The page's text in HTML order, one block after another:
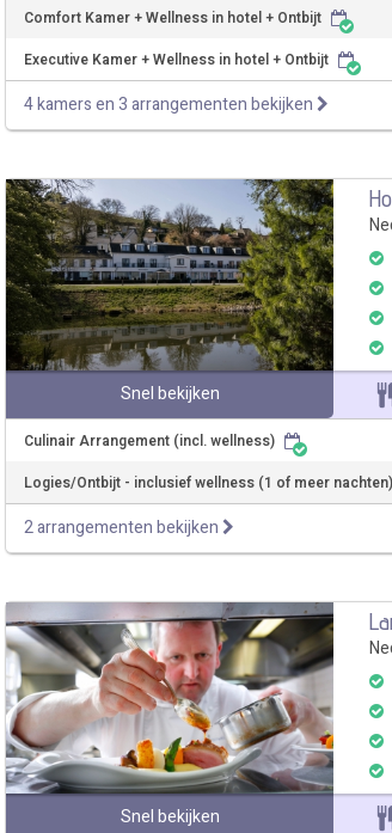
Comfort Kamer + Wellness in hotel + Ontbijt
Executive Kamer + Wellness in hotel + Ontbijt
4 kamers en 3 arrangementen bekijken
Snel bekijken
Culinair Arrangement (incl. wellness)
Logies/Ontbijt - inclusief wellness (1 of meer nachten)
2 arrangementen bekijken
Snel bekijken